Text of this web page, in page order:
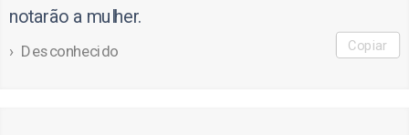
notarão a mulher.
Desconhecido Copiar